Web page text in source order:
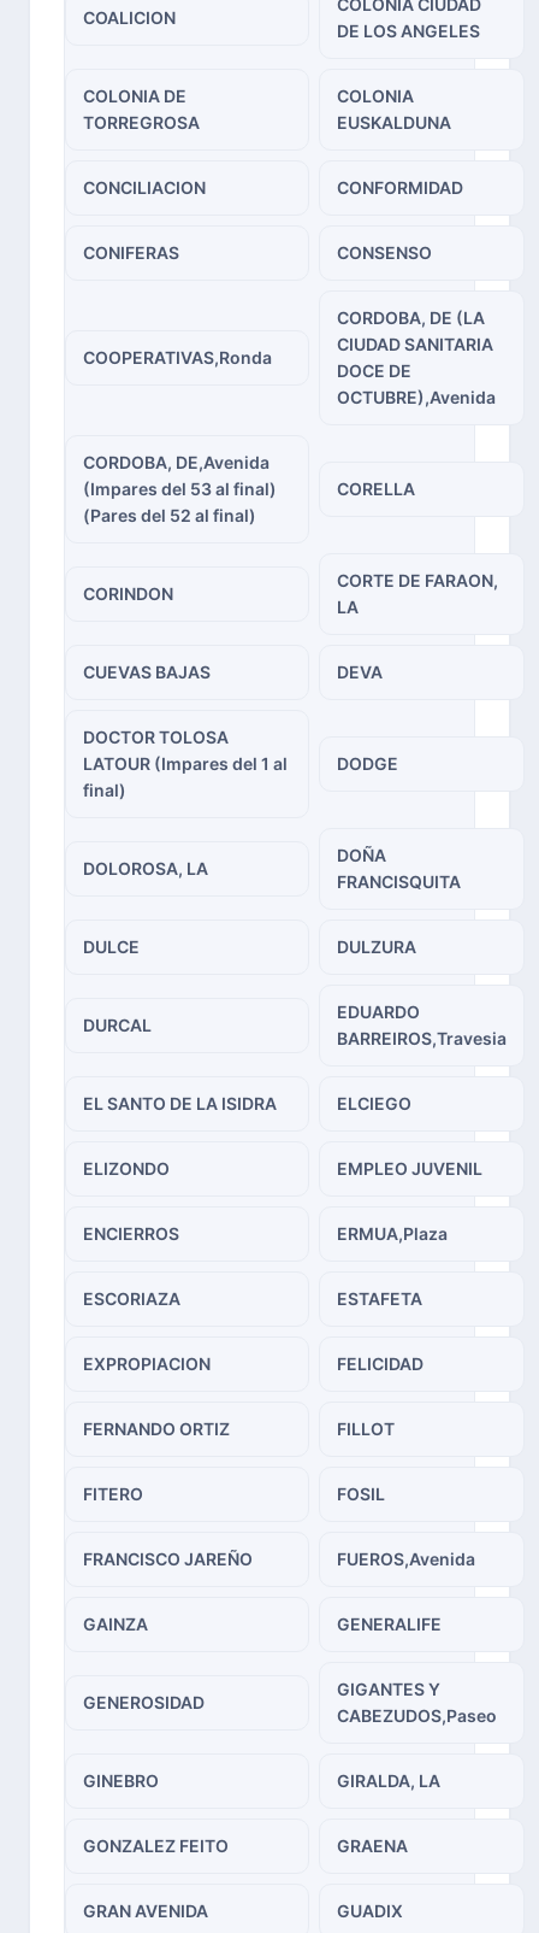
COALICION
COLONIA CIUDAD
DE LOS ANGELES
COLONIA DE
TORREGROSA
COLONIA
EUSKALDUNA
CONCILIACION CONFORMIDAD
CONIFERAS CONSENSO
COOPERATIVAS,Ronda
CORDOBA, DE (LA
CIUDAD SANITARIA
DOCE DE
OCTUBRE),Avenida
CORDOBA, DE,Avenida
(Impares del 53 al final)
(Pares del 52 al final)
CORELLA
CORINDON
CORTE DE FARAON,
LA
CUEVAS BAJAS DEVA
DOCTOR TOLOSA
LATOUR (Impares del 1 al
final)
DODGE
DOLOROSA, LA
DOÑA
FRANCISQUITA
DULCE DULZURA
DURCAL
EDUARDO
BARREIROS,Travesia
EL SANTO DE LA ISIDRA ELCIEGO
ELIZONDO EMPLEO JUVENIL
ENCIERROS ERMUA,Plaza
ESCORIAZA ESTAFETA
EXPROPIACION FELICIDAD
FERNANDO ORTIZ FILLOT
FITERO FOSIL
FRANCISCO JAREÑO FUEROS,Avenida
GAINZA GENERALIFE
GENEROSIDAD
GIGANTES Y
CABEZUDOS,Paseo
GINEBRO GIRALDA, LA
GONZALEZ FEITO GRAENA
GRAN AVENIDA GUADIX